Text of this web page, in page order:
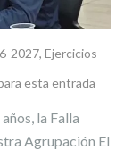
2027, Ejercicios
esta entrada
la Falla
Agrupación El